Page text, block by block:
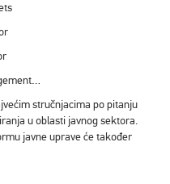
stručnjacima po pitanju
u oblasti javnog sektora.
javne uprave će također